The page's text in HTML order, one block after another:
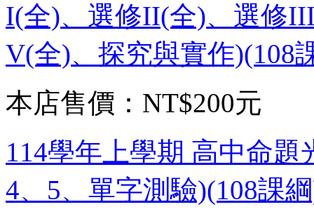
I(全)、選修II(全)、選修
V(全)、探究與實作)(108
本店售價： NT$200元
114學年上學期 高中命
4、5、單字測驗)(108課